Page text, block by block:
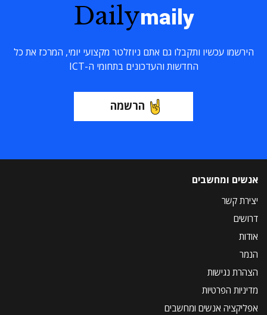
Dailymaily
הירשמו עכשיו ותקבלו גם אתם ניוזלטר מקצועי יומי, המרכז את כל
החדשות והעדכונים בתחומי ה-ICT
הרשמה
אנשים ומחשבים
יצירת קשר
דרושים
אודות
הנמר
הצהרת נגישות
מדיניות הפרטיות
אפליקציה אנשים ומחשבים